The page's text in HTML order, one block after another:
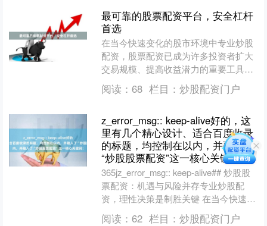
最可靠的股票配资平台，安全杠杆
首选
在当今快速变化的股市环境中专业炒股
配资，股票配资已成为许多投资者扩大
交易规模、提高收益潜力的重要工具。
然而，面对市场上众多的配资平台，如
何选择最可靠、最安全的杠....
阅读： 68 栏目： 炒股配资门户
z_error_msg:: keep-alive好的，这
里有几个精心设计、适合百度收录
的标题，均控制在以内，并融入了
“炒股股票配资”这一核心关键词：
365jz_error_msg:: keep-alive## 炒股股
票配资：机遇与风险并存专业炒股配
资，理性决策是制胜关键 在当今快速变
化的金融市场中，“炒股股....
阅读： 62 栏目： 炒股配资门户